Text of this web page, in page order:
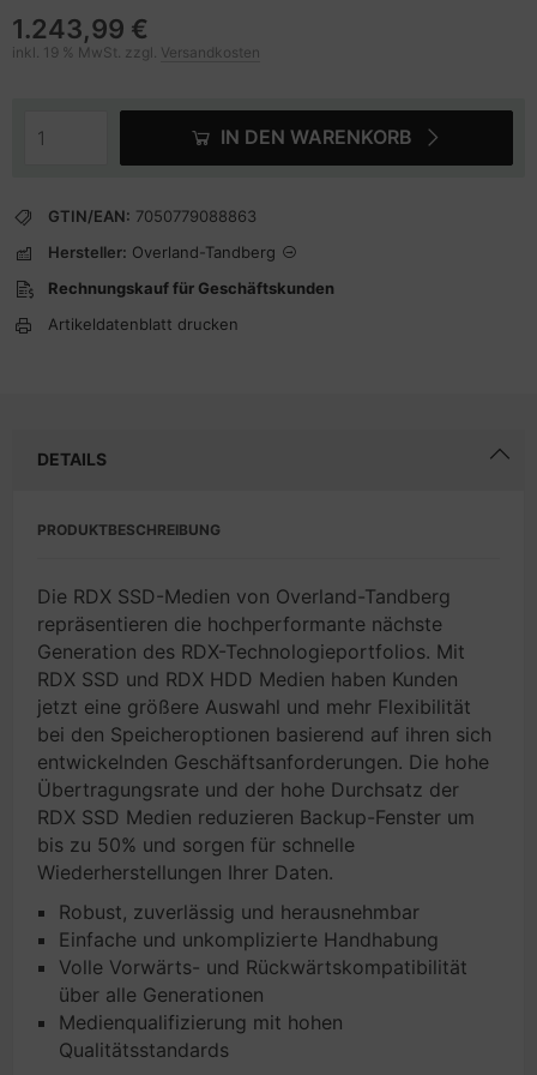
1.243,99 €
inkl. 19 % MwSt. zzgl. Versandkosten
IN DEN WARENKORB
GTIN/EAN: 7050779088863
Hersteller: Overland-Tandberg
Rechnungskauf für Geschäftskunden
Artikeldatenblatt drucken
DETAILS
PRODUKTBESCHREIBUNG
Die RDX SSD-Medien von Overland-Tandberg
repräsentieren die hochperformante nächste
Generation des RDX-Technologieportfolios. Mit
RDX SSD und RDX HDD Medien haben Kunden
jetzt eine größere Auswahl und mehr Flexibilität
bei den Speicheroptionen basierend auf ihren sich
entwickelnden Geschäftsanforderungen. Die hohe
Übertragungsrate und der hohe Durchsatz der
RDX SSD Medien reduzieren Backup-Fenster um
bis zu 50% und sorgen für schnelle
Wiederherstellungen Ihrer Daten.
Robust, zuverlässig und herausnehmbar
Einfache und unkomplizierte Handhabung
Volle Vorwärts- und Rückwärtskompatibilität
über alle Generationen
Medienqualifizierung mit hohen
Qualitätsstandards